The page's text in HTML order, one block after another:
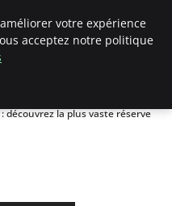
découvrez la plus vaste réserve
votre expérience
acceptez notre politique